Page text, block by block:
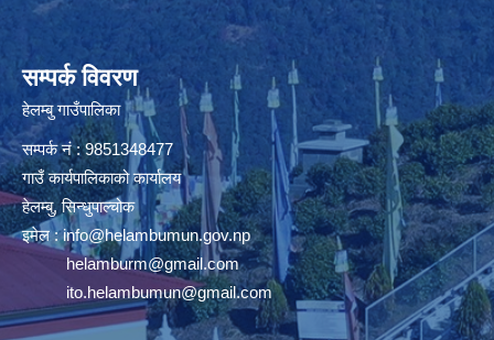
सम्पर्क विवरण
हेलम्बु गाउँपालिका
सम्पर्क नं : 9851348477
गाउँ कार्यपालिकाको कार्यालय
हेलम्बु, सिन्धुपाल्चोक
इमेल :info@helambumun.gov.np
helamburm@gmail.com
ito.helambumun@gmail.com